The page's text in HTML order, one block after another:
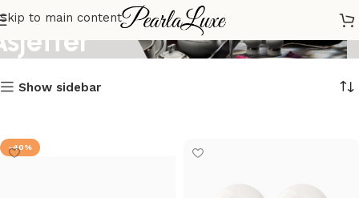
Skip to main content
Show sidebar
-40%